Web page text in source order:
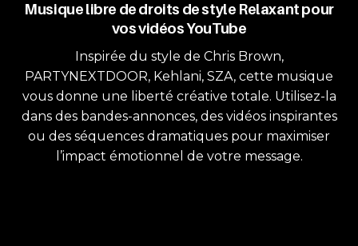
Musique libre de droits de style Relaxant pour
vos vidéos YouTube
Inspirée du style de Chris Brown,
PARTYNEXTDOOR, Kehlani, SZA, cette musique
vous donne une liberté créative totale. Utilisez-la
dans des bandes-annonces, des vidéos inspirantes
ou des séquences dramatiques pour maximiser
l’impact émotionnel de votre message.